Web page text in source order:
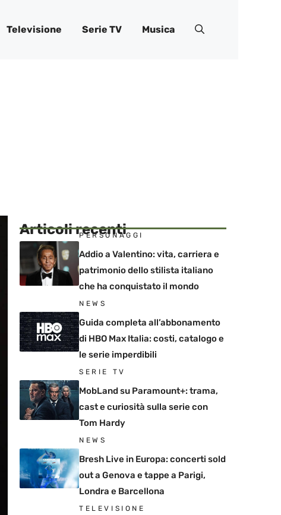
Televisione Serie TV Musica
Articoli recenti
PERSONAGGI
Addio a Valentino: vita, carriera e
patrimonio dello stilista italiano
che ha conquistato il mondo
NEWS
Guida completa all’abbonamento
di HBO Max Italia: costi, catalogo e
le serie imperdibili
SERIE TV
MobLand su Paramount+: trama,
cast e curiosità sulla serie con
Tom Hardy
NEWS
Bresh Live in Europa: concerti sold
out a Genova e tappe a Parigi,
Londra e Barcellona
TELEVISIONE